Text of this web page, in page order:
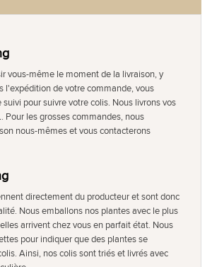
vous-même le moment de la livraison, y
l'expédition de votre commande, vous
suivi pour suivre votre colis. Nous livrons vos
Pour les grosses commandes, nous
nous-mêmes et vous contacterons
directement du producteur et sont donc
Nous emballons nos plantes avec le plus
arrivent chez vous en parfait état. Nous
pour indiquer que des plantes se
Ainsi, nos colis sont triés et livrés avec